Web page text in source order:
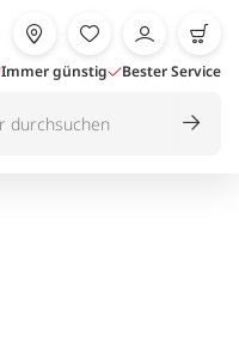
Immer günstig Bester Service